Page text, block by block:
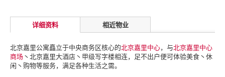
详细资料 相近物业
北京嘉里公寓矗立于中央商务区核心的北京嘉里中心，与北京嘉里中心
商场丶北京嘉里大酒店丶甲级写字楼相连，足不出户便可体验美食丶休
闲丶购物等服务，满足各种生活之需。